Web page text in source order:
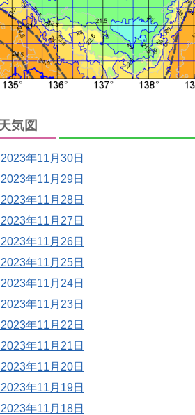
気図
年11月30日
年11月29日
年11月28日
年11月27日
年11月26日
年11月25日
年11月24日
年11月23日
年11月22日
年11月21日
年11月20日
年11月19日
年11月18日